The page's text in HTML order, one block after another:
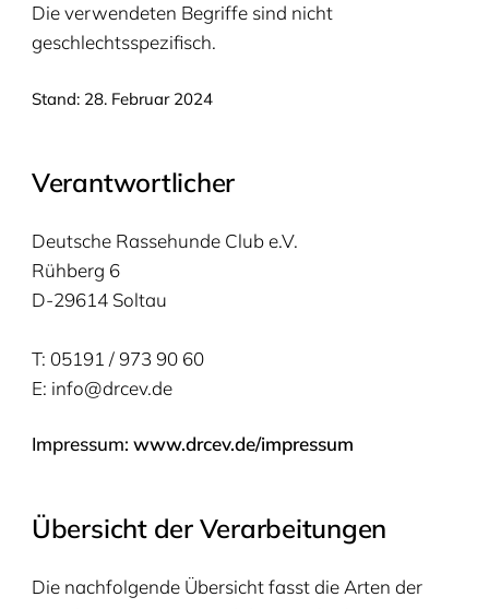
Die ver­wen­de­ten Begrif­fe sind nicht
geschlechtsspezifisch.
Stand: 28. Febru­ar 2024
Ver­ant­wort­li­cher
Deut­sche Ras­se­hun­de Club e.V.
Rüh­berg 6
D-29614Sol­tau
T: 05191 / 973 90 60
E: info@​drcev.​de
Impres­sum: www​.drcev​.de/​i​m​p​r​essum
Über­sicht der Verarbeitungen
Die nach­fol­gen­de Über­sicht fasst die Arten der